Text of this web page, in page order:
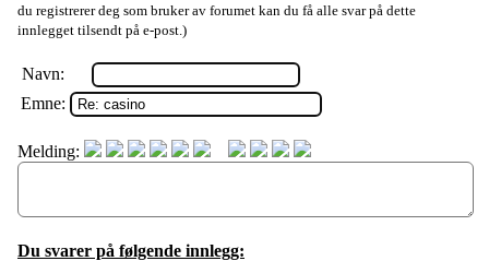
du registrerer deg som bruker av forumet kan du få alle svar på dette
innlegget tilsendt på e-post.)
Navn:
Emne:
Melding:
Du svarer på følgende innlegg: